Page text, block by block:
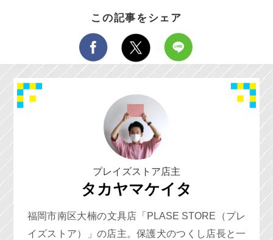
この記事をシェア
プレイズストア店主
タカヤマケイタ
福岡市南区大楠の文具店「PLASE STORE（プレ
イズストア）」の店主。保護犬のつくし店長と一